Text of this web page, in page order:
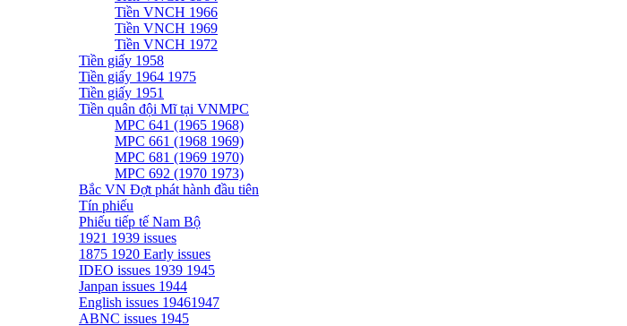
Tiền VNCH 1966
Tiền VNCH 1969
Tiền VNCH 1972
Tiền giấy 1958
Tiền giấy 1964 1975
Tiền giấy 1951
Tiền quân đội Mĩ tại VNMPC
MPC 641 (1965 1968)
MPC 661 (1968 1969)
MPC 681 (1969 1970)
MPC 692 (1970 1973)
Bắc VN Đợt phát hành đầu tiên
Tín phiếu
Phiếu tiếp tế Nam Bộ
1921 1939 issues
1875 1920 Early issues
IDEO issues 1939 1945
Janpan issues 1944
English issues 19461947
ABNC issues 1945